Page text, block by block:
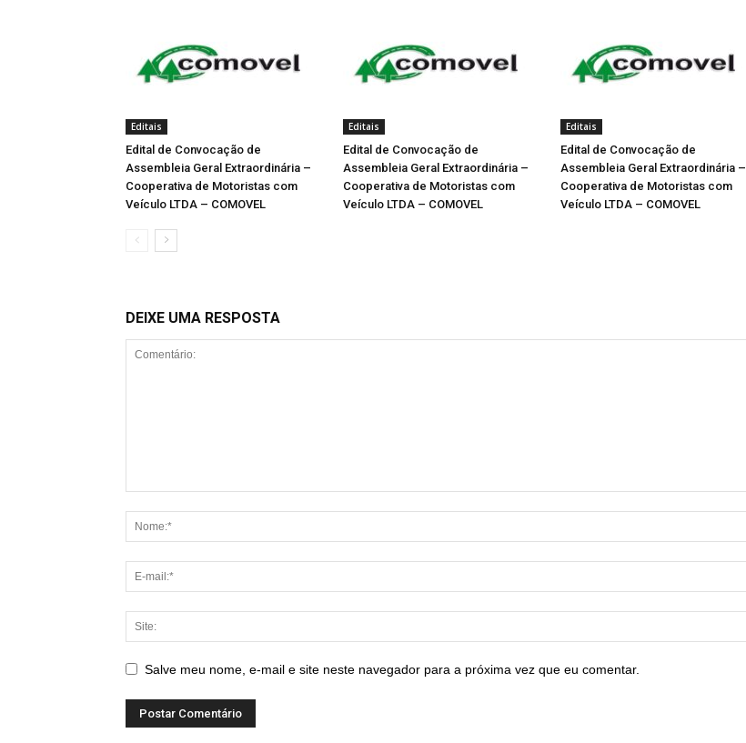
Editais
Edital de Convocação de
Assembleia Geral Extraordinária –
Cooperativa de Motoristas com
Veículo LTDA – COMOVEL
Editais
Edital de Convocação de
Assembleia Geral Extraordinária –
Cooperativa de Motoristas com
Veículo LTDA – COMOVEL
Editais
Edital de Convocação de
Assembleia Geral Extraordinária –
Cooperativa de Motoristas com
Veículo LTDA – COMOVEL
DEIXE UMA RESPOSTA
Salve meu nome, e-mail e site neste navegador para a próxima vez que eu comentar.